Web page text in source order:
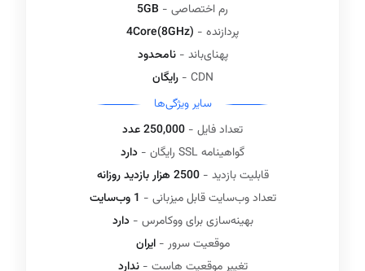
رم اختصاصی -
پردازنده -
پهنای‌باند - نامحدود
CDN -
رایگان
سایر ویژگی‌ها
تعداد فایل -
گواهینامه SSL رایگان -
دارد
قابلیت بازدید - 2500 هزار بازدید روزانه
تعداد وب‌سایت قابل میزبانی -
بهینه‌سازی برای ووکامرس - دارد
موقعیت سرور - ایران
تغییر موقعیت هاست - ندارد